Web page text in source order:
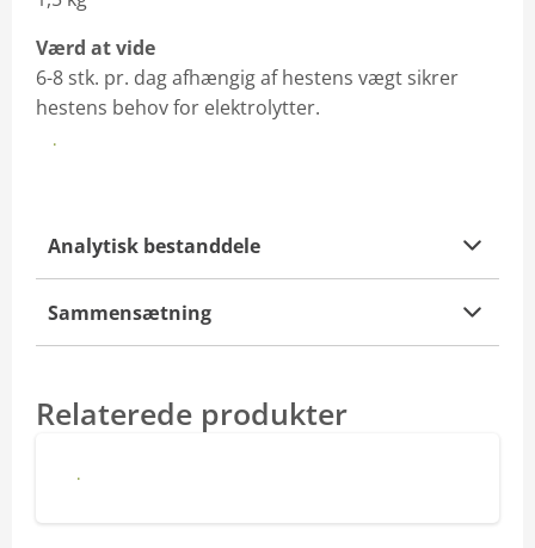
Værd at vide
6-8 stk. pr. dag afhængig af hestens vægt sikrer
hestens behov for elektrolytter.
KØB I WEBSHOP
Analytisk bestanddele
Sammensætning
Relaterede produkter
Hercules Treats Plus - Hooves and skin
Hercules Tilbehør
Klik ind og læs hvordan du beregner fodringsprisen pr.